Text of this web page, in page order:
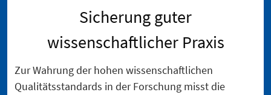
Sicherung guter
wissenschaftlicher Praxis
Zur Wahrung der hohen wissenschaftlichen
Qualitätsstandards in der Forschung misst die